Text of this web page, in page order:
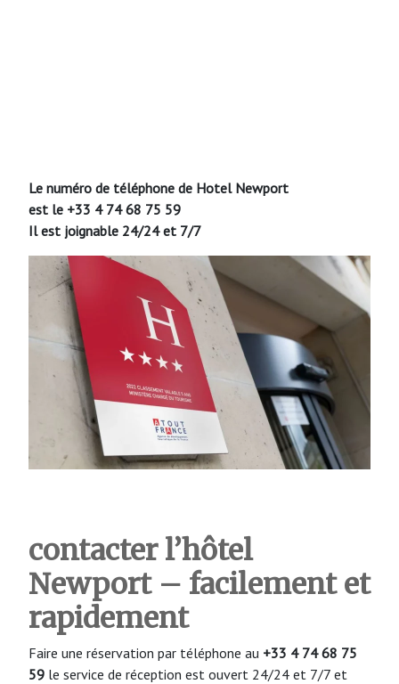
Le numéro de téléphone de Hotel Newport
est le +33 4 74 68 75 59
Il est joignable 24/24 et 7/7
contacter l’hôtel
Newport – facilement et
rapidement
Faire une réservation par téléphone au +33 4 74 68 75
59 le service de réception est ouvert 24/24 et 7/7 et